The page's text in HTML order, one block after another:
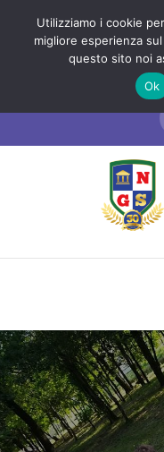
Via Aldo
New
Scuola
Utilizziamo i cookie
migliore esperienza
questo sito noi
Ok